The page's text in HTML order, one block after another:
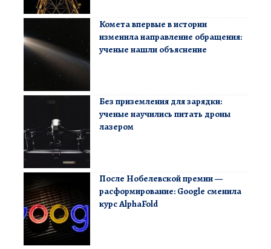
Комета впервые в истории
изменила направление обращения:
ученые нашли объяснение
Без приземления для зарядки:
ученые научились питать дроны
лазером
После Нобелевской премии —
расформирование: Google сменила
курс AlphaFold